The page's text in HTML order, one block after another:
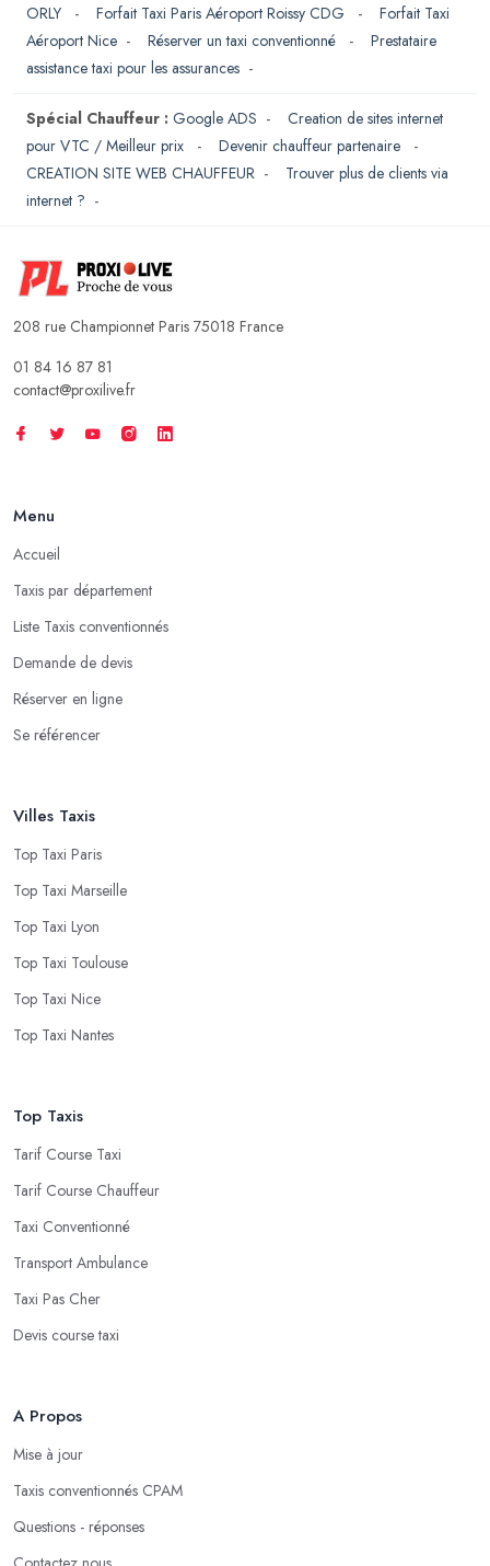
ORLY
- Forfait Taxi Paris Aéroport Roissy CDG - Forfait Taxi
Aéroport Nice - Réserver un taxi conventionné - Prestataire
assistance taxi pour les assurances -
Spécial Chauffeur : Google ADS - Creation de sites internet
pour VTC / Meilleur prix
- Devenir chauffeur partenaire
-
CREATION SITE WEB CHAUFFEUR - Trouver plus de clients via
internet ? -
208 rue Championnet Paris 75018 France
01 84 16 87 81
contact@proxilive.fr
Menu
Accueil
Taxis par département
Liste Taxis conventionnés
Demande de devis
Réserver en ligne
Se référencer
Villes Taxis
Top Taxi Paris
Top Taxi Marseille
Top Taxi Lyon
Top Taxi Toulouse
Top Taxi Nice
Top Taxi Nantes
Top Taxis
Tarif Course Taxi
Tarif Course Chauffeur
Taxi Conventionné
Transport Ambulance
Taxi Pas Cher
Devis course taxi
A Propos
Mise à jour
Taxis conventionnés CPAM
Questions - réponses